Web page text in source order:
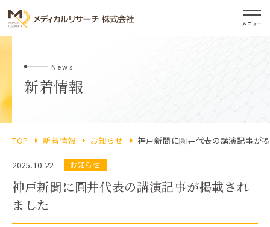
メニュー
News
新着情報
TOP 新着情報 お知らせ 神戸新聞に圓井代表の講演記事が
2025.10.22 お知らせ
神戸新聞に圓井代表の講演記事が掲載され
ました